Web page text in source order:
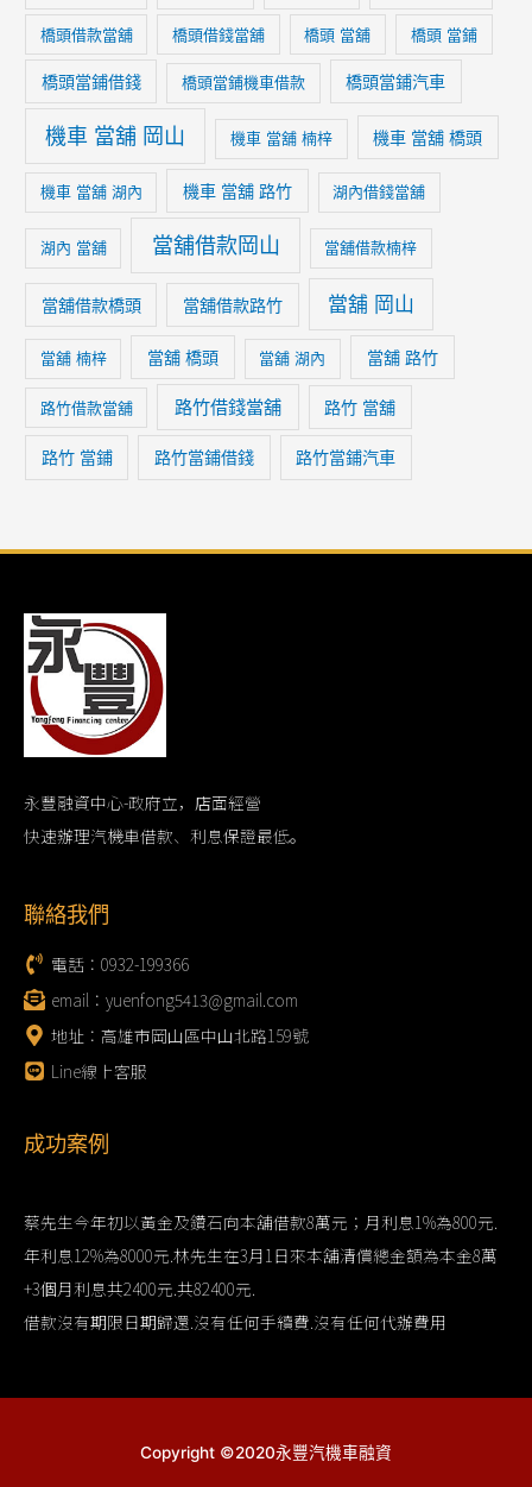
橋頭借款當舖 橋頭借錢當舖 橋頭 當舖 橋頭 當鋪
橋頭當鋪借錢 橋頭當鋪機車借款 橋頭當鋪汽車
機車 當舖 岡山 機車 當舖 楠梓 機車 當舖 橋頭
機車 當舖 湖內 機車 當舖 路竹 湖內借錢當舖
湖內 當舖 當舖借款岡山 當舖借款楠梓
當舖借款橋頭 當舖借款路竹 當舖 岡山
當舖 楠梓 當舖 橋頭 當舖 湖內 當舖 路竹
路竹借款當舖 路竹借錢當舖 路竹 當舖
路竹 當鋪 路竹當鋪借錢 路竹當鋪汽車
永豐融資中心-政府立，店面經營
快速辦理汽機車借款、利息保證最低。
聯絡我們
電話：0932-199366
email：yuenfong5413@gmail.com
地址：高雄市岡山區中山北路159號
Line線上客服
成功案例
蔡先生今年初以黃金及鑽石向本舖借款8萬元；月利息1%為800元.
年利息12%為8000元.林先生在3月1日來本舖清償總金額為本金8萬
+3個月利息共2400元.共82400元.
借款沒有期限日期歸還.沒有任何手續費.沒有任何代辦費用
Copyright ©2020永豐汽機車融資